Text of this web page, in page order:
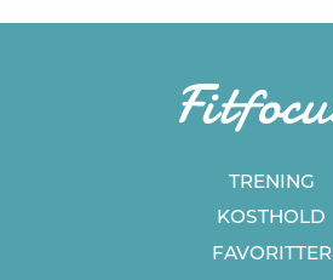
TRENING
KOSTHOLD
FAVORITTER